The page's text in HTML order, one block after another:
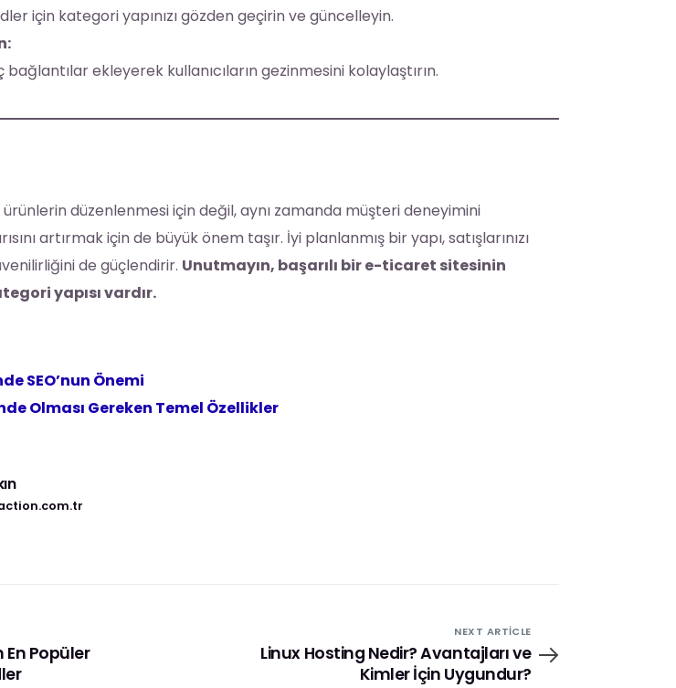
için kategori yapınızı gözden geçirin ve güncelleyin.
ekleyerek kullanıcıların gezinmesini kolaylaştırın.
ürünlerin düzenlenmesi için değil, aynı zamanda müşteri deneyimini
artırmak için de büyük önem taşır. İyi planlanmış bir yapı, satışlarınızı
de güçlendirir. Unutmayın, başarılı bir e-ticaret sitesinin
yapısı vardır.
SEO’nun Önemi
Olması Gereken Temel Özellikler
En Popüler
NEXT ARTICLE
Linux Hosting Nedir? Avantajları ve
Kimler İçin Uygundur?